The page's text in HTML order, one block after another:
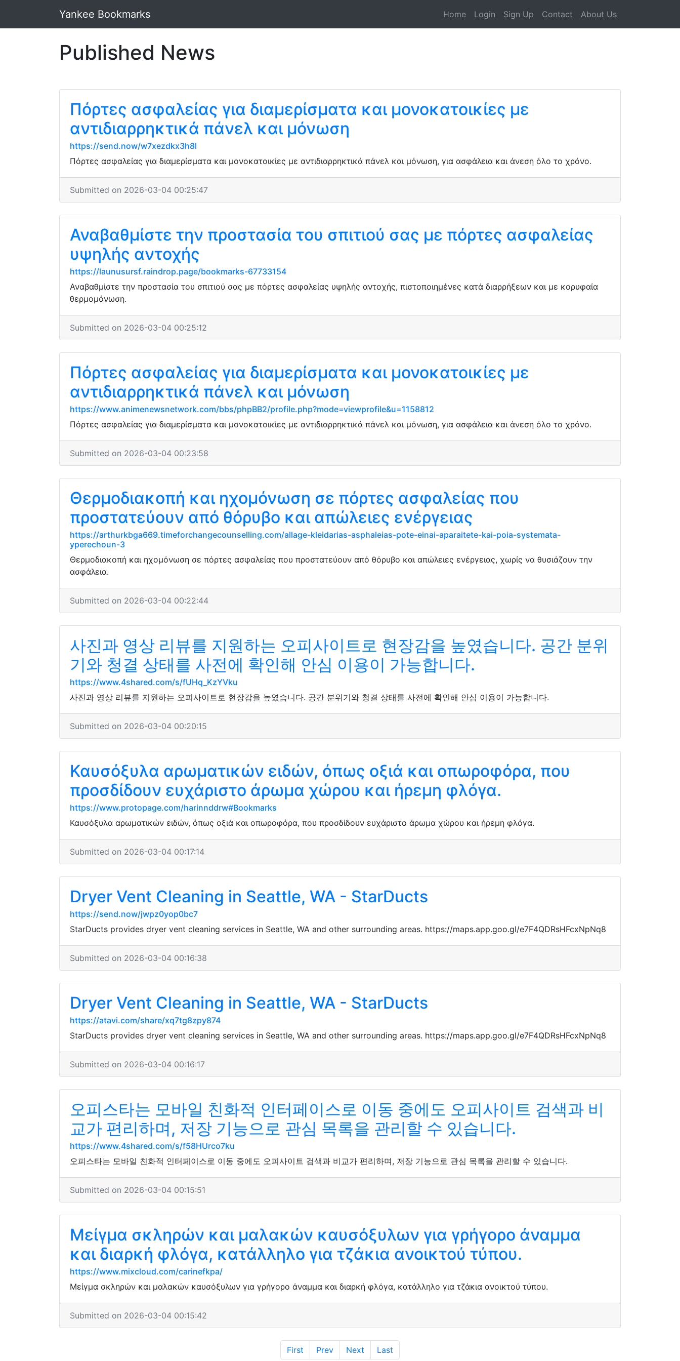
Yankee Bookmarks Home Login Sign Up Contact About Us
Published News
Πόρτες ασφαλείας για διαμερίσματα και μονοκατοικίες με
αντιδιαρρηκτικά πάνελ και μόνωση
https://send.now/w7xezdkx3h8l
Πόρτες ασφαλείας για διαμερίσματα και μονοκατοικίες με αντιδιαρρηκτικά πάνελ και μόνωση, για ασφάλεια και άνεση όλο το χρόνο.
Submitted on 2026-03-04 00:25:47
Αναβαθμίστε την προστασία του σπιτιού σας με πόρτες ασφαλείας
υψηλής αντοχής
https://launusursf.raindrop.page/bookmarks-67733154
Αναβαθμίστε την προστασία του σπιτιού σας με πόρτες ασφαλείας υψηλής αντοχής, πιστοποιημένες κατά διαρρήξεων και με κορυφαία
θερμομόνωση.
Submitted on 2026-03-04 00:25:12
Πόρτες ασφαλείας για διαμερίσματα και μονοκατοικίες με
αντιδιαρρηκτικά πάνελ και μόνωση
https://www.animenewsnetwork.com/bbs/phpBB2/profile.php?mode=viewprofile&u=1158812
Πόρτες ασφαλείας για διαμερίσματα και μονοκατοικίες με αντιδιαρρηκτικά πάνελ και μόνωση, για ασφάλεια και άνεση όλο το χρόνο.
Submitted on 2026-03-04 00:23:58
Θερμοδιακοπή και ηχομόνωση σε πόρτες ασφαλείας που
προστατεύουν από θόρυβο και απώλειες ενέργειας
https://arthurkbga669.timeforchangecounselling.com/allage-kleidarias-asphaleias-pote-einai-aparaitete-kai-poia-systemata-
yperechoun-3
Θερμοδιακοπή και ηχομόνωση σε πόρτες ασφαλείας που προστατεύουν από θόρυβο και απώλειες ενέργειας, χωρίς να θυσιάζουν την
ασφάλεια.
Submitted on 2026-03-04 00:22:44
사진과 영상 리뷰를 지원하는 오피사이트로 현장감을 높였습니다. 공간 분위
기와 청결 상태를 사전에 확인해 안심 이용이 가능합니다.
https://www.4shared.com/s/fUHq_KzYVku
사진과 영상 리뷰를 지원하는 오피사이트로 현장감을 높였습니다. 공간 분위기와 청결 상태를 사전에 확인해 안심 이용이 가능합니다.
Submitted on 2026-03-04 00:20:15
Καυσόξυλα αρωματικών ειδών, όπως οξιά και οπωροφόρα, που
προσδίδουν ευχάριστο άρωμα χώρου και ήρεμη φλόγα.
https://www.protopage.com/harinnddrw#Bookmarks
Καυσόξυλα αρωματικών ειδών, όπως οξιά και οπωροφόρα, που προσδίδουν ευχάριστο άρωμα χώρου και ήρεμη φλόγα.
Submitted on 2026-03-04 00:17:14
Dryer Vent Cleaning in Seattle, WA - StarDucts
https://send.now/jwpz0yop0bc7
StarDucts provides dryer vent cleaning services in Seattle, WA and other surrounding areas. https://maps.app.goo.gl/e7F4QDRsHFcxNpNq8
Submitted on 2026-03-04 00:16:38
Dryer Vent Cleaning in Seattle, WA - StarDucts
https://atavi.com/share/xq7tg8zpy874
StarDucts provides dryer vent cleaning services in Seattle, WA and other surrounding areas. https://maps.app.goo.gl/e7F4QDRsHFcxNpNq8
Submitted on 2026-03-04 00:16:17
오피스타는 모바일 친화적 인터페이스로 이동 중에도 오피사이트 검색과 비
교가 편리하며, 저장 기능으로 관심 목록을 관리할 수 있습니다.
https://www.4shared.com/s/f58HUrco7ku
오피스타는 모바일 친화적 인터페이스로 이동 중에도 오피사이트 검색과 비교가 편리하며, 저장 기능으로 관심 목록을 관리할 수 있습니다.
Submitted on 2026-03-04 00:15:51
Μείγμα σκληρών και μαλακών καυσόξυλων για γρήγορο άναμμα
και διαρκή φλόγα, κατάλληλο για τζάκια ανοικτού τύπου.
https://www.mixcloud.com/carinefkpa/
Μείγμα σκληρών και μαλακών καυσόξυλων για γρήγορο άναμμα και διαρκή φλόγα, κατάλληλο για τζάκια ανοικτού τύπου.
Submitted on 2026-03-04 00:15:42
First Prev Next Last